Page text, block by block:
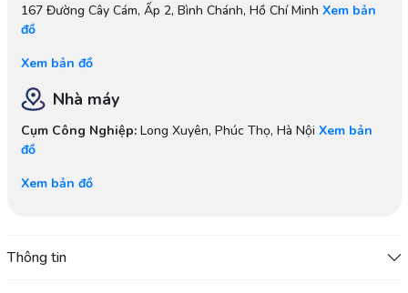
167 Đường Cây Cám, Ấp 2, Bình Chánh, Hồ Chí Minh Xem bản
đồ
Xem bản đồ
Nhà máy
Cụm Công Nghiệp:Long Xuyên, Phúc Thọ, Hà Nội Xem bản
đồ
Xem bản đồ
Thông tin